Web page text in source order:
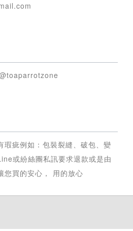
瑕疵例如：包裝裂縫、破包、變
或紛絲團私訊要求退款或是由
您買的安心， 用的放心